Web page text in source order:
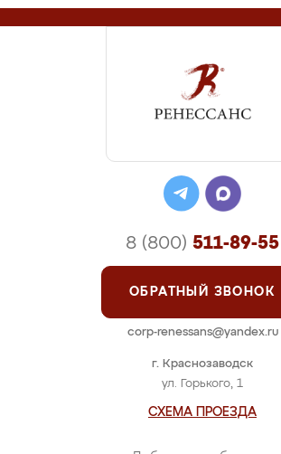
г. Краснозаводск
ул. Горького, 1
СХЕМА ПРОЕЗДА
8 (800) 511-89-55
ОБРАТНЫЙ ЗВОНОК
corp-renessans@yandex.ru